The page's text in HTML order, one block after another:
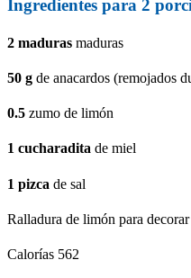
Ingredientes para 2
2 maduras maduras
50 g de anacardos (remojados
0.5 zumo de limón
1 cucharadita de miel
1 pizca de sal
Ralladura de limón para decorar
Calorías 562